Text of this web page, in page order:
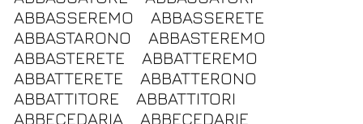
ABBASSEREMO
ABBASSERETE
ABBASTARONO
ABBASTEREMO
ABBASTERETE
ABBATTEREMO
ABBATTERETE
ABBATTERONO
ABBATTITORE
ABBATTITORI
ABBECEDARIA
ABBECEDARIE